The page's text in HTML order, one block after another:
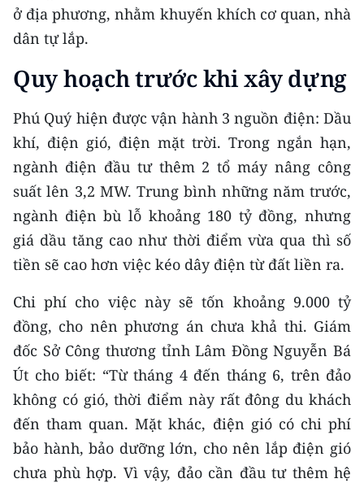
ở địa phương, nhằm khuyến khích cơ quan, nhà
dân tự lắp.
Quy hoạch trước khi xây dựng
Phú Quý hiện được vận hành 3 nguồn điện: Dầu
khí, điện gió, điện mặt trời. Trong ngắn hạn,
ngành điện đầu tư thêm 2 tổ máy nâng công
suất lên 3,2 MW. Trung bình những năm trước,
ngành điện bù lỗ khoảng 180 tỷ đồng, nhưng
giá dầu tăng cao như thời điểm vừa qua thì số
tiền sẽ cao hơn việc kéo dây điện từ đất liền ra.
Chi phí cho việc này sẽ tốn khoảng 9.000 tỷ
đồng, cho nên phương án chưa khả thi. Giám
đốc Sở Công thương tỉnh Lâm Đồng Nguyễn Bá
Út cho biết: “Từ tháng 4 đến tháng 6, trên đảo
không có gió, thời điểm này rất đông du khách
đến tham quan. Mặt khác, điện gió có chi phí
bảo hành, bảo dưỡng lớn, cho nên lắp điện gió
chưa phù hợp. Vì vậy, đảo cần đầu tư thêm hệ